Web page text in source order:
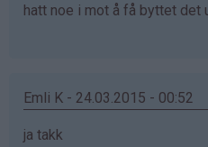
hatt noe i mot å få byttet det
Emli K - 24.03.2015 - 00:52
ja takk